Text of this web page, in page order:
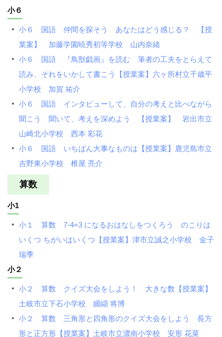
小６
小６ 国語 仲間を探そう あなたはどう感じる？ 【授
業案】 加藤学園暁秀初等学校 山内奈緒
小６ 国語 『鳥獣戯画』を読む 筆者の工夫をとらえて
読み、それをいかして書こう【授業案】六ヶ所村立千歳平
小学校 加賀 祐介
小６ 国語 インタビューして、自分の考えと比べながら
聞こう 聞いて、考えを深めよう 【授業案】 岩出市立
山崎北小学校 西本 彩花
小６ 国語 いちばん大事なものは【授業案】鹿児島市立
吉野東小学校 椎屋 亮介
算数
小1
小１ 算数 7-4=3 になるおはなしをつくろう のこりは
いくつ ちがいはいくつ【授業案】津市立誠之小学校 金子
瑞季
小２
小２ 算数 クイズ大会をしよう！ 大きな数【授業案】
土岐市立下石小学校 纐纈 将博
小２ 算数 三角形と四角形のクイズ大会をしよう 長方
形と正方形【授業案】土岐市立濃南小学校 安形 花菜